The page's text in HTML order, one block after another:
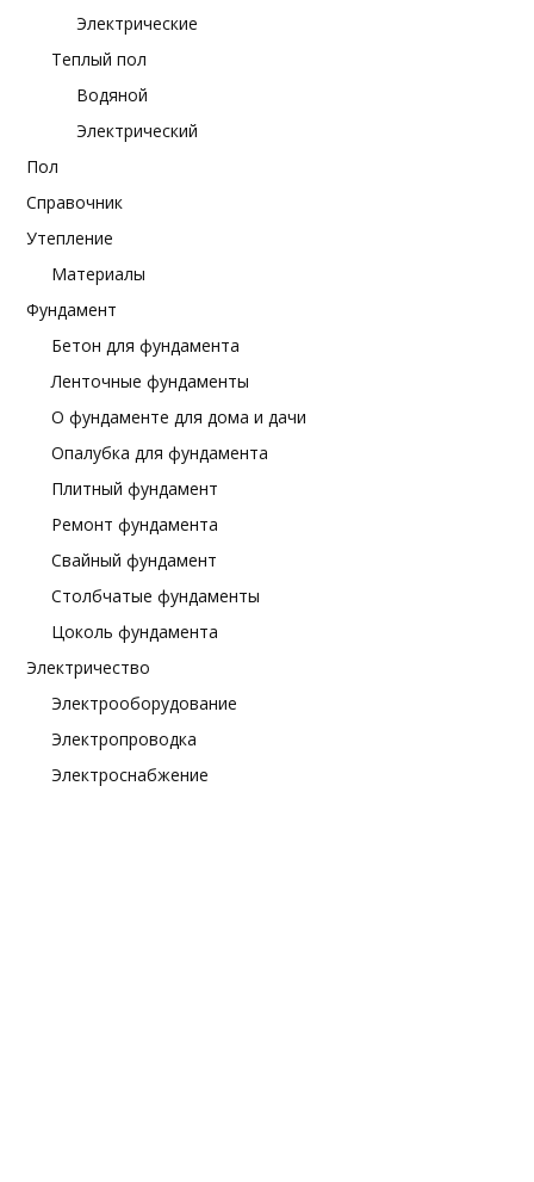
Электрические
Теплый пол
Водяной
Электрический
Пол
Справочник
Утепление
Материалы
Фундамент
Бетон для фундамента
Ленточные фундаменты
О фундаменте для дома и дачи
Опалубка для фундамента
Плитный фундамент
Ремонт фундамента
Свайный фундамент
Столбчатые фундаменты
Цоколь фундамента
Электричество
Электрооборудование
Электропроводка
Электроснабжение